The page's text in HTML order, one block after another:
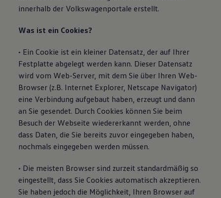
innerhalb der Volkswagenportale erstellt.
Was ist ein Cookies?
• Ein Cookie ist ein kleiner Datensatz, der auf Ihrer
Festplatte abgelegt werden kann. Dieser Datensatz
wird vom Web-Server, mit dem Sie über Ihren Web-
Browser (z.B. Internet Explorer, Netscape Navigator)
eine Verbindung aufgebaut haben, erzeugt und dann
an Sie gesendet. Durch Cookies können Sie beim
Besuch der Webseite wiedererkannt werden, ohne
dass Daten, die Sie bereits zuvor eingegeben haben,
nochmals eingegeben werden müssen.
• Die meisten Browser sind zurzeit standardmäßig so
eingestellt, dass Sie Cookies automatisch akzeptieren.
Sie haben jedoch die Möglichkeit, Ihren Browser auf